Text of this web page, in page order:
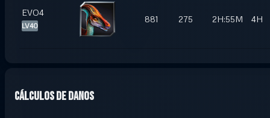
EVO4
LV40
881 275 2H:55M 4H
Cálculos de danos